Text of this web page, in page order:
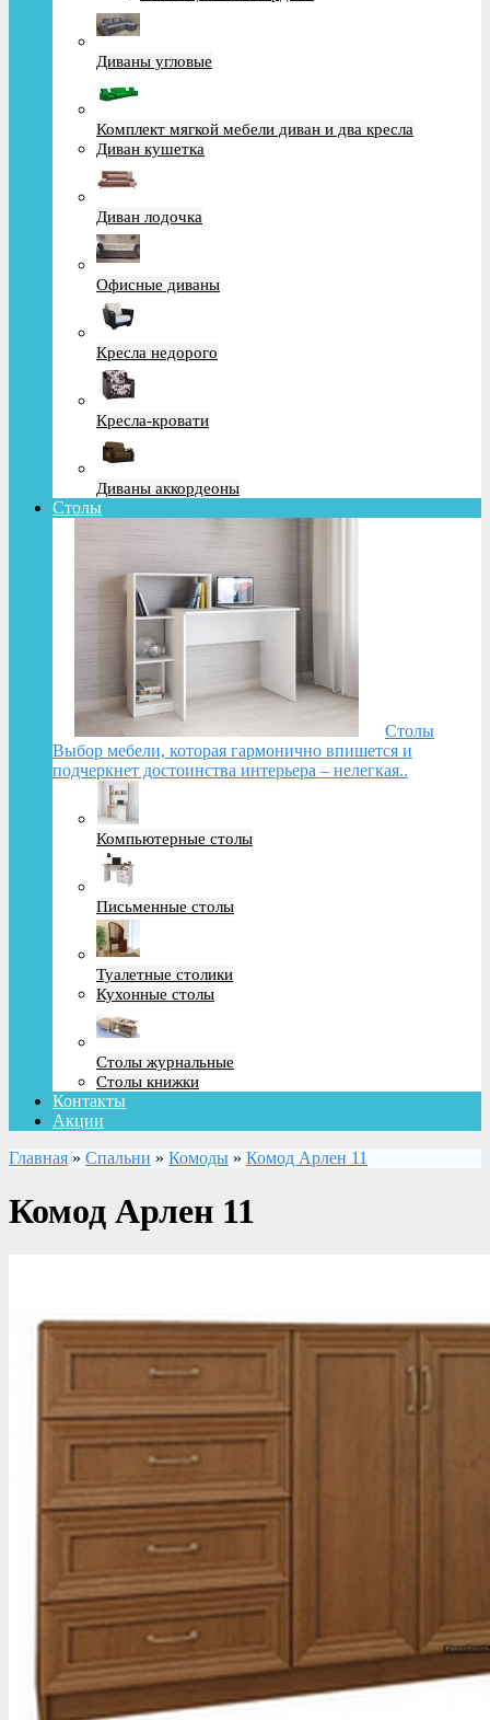
Диваны угловые
Комплект мягкой мебели диван и два кресла
Диван кушетка
Диван лодочка
Офисные диваны
Кресла недорого
Кресла-кровати
Диваны аккордеоны
Столы
Столы
Выбор мебели, которая гармонично впишется и
подчеркнет достоинства интерьера – нелегкая..
Компьютерные столы
Письменные столы
Туалетные столики
Кухонные столы
Столы журнальные
Столы книжки
Контакты
Акции
Главная » Спальни » Комоды » Комод Арлен 11
Комод Арлен 11